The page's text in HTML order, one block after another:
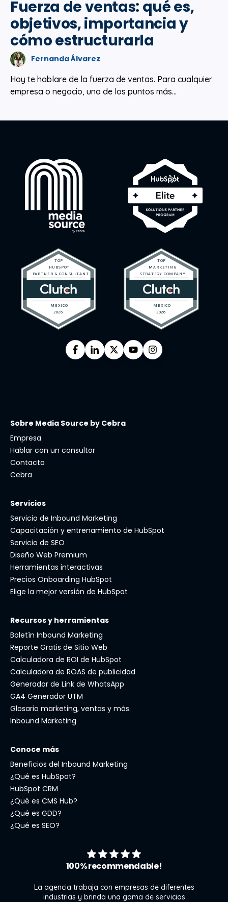
Fuerza de ventas: qué es,
objetivos, importancia y
cómo estructurarla
Fernanda Álvarez
Hoy te hablare de la fuerza de ventas. Para cualquier
empresa o negocio, uno de los puntos más...
Sobre Media Source by Cebra
Empresa
Hablar con un consultor
Contacto
Cebra
Servicios
Servicio de Inbound Marketing
Capacitación y entrenamiento de HubSpot
Servicio de SEO
Diseño Web Premium
Herramientas interactivas
Precios Onboarding HubSpot
Elige la mejor versión de HubSpot
Recursos y herramientas
Boletín Inbound Marketing
Reporte Gratis de Sitio Web
Calculadora de ROI de HubSpot
Calculadora de ROAS de publicidad
Generador de Link de WhatsApp
GA4 Generador UTM
Glosario marketing, ventas y más.
Inbound Marketing
Conoce más
Beneficios del Inbound Marketing
¿Qué es HubSpot?
HubSpot CRM
¿Qué es CMS Hub?
¿Qué es GDD?
¿Qué es SEO?
100% recommendable!
La agencia trabaja con empresas de diferentes
industrias y brinda una gama de servicios